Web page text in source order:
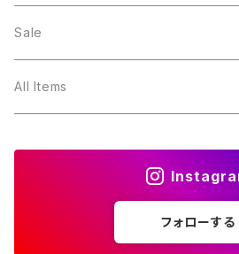
２月・アメジスト
３月・アクアマリン
～5000円
～10000円
Sale
All Items
フォローする